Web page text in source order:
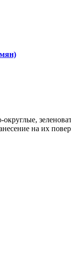
на их